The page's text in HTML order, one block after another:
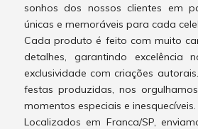
sonhos dos nossos clientes em
únicas e memoráveis para cada
Cada produto é feito com muito
detalhes, garantindo excelência
exclusividade com criações
festas produzidas, nos
momentos especiais e inesquecíveis.
Localizados em Franca/SP,